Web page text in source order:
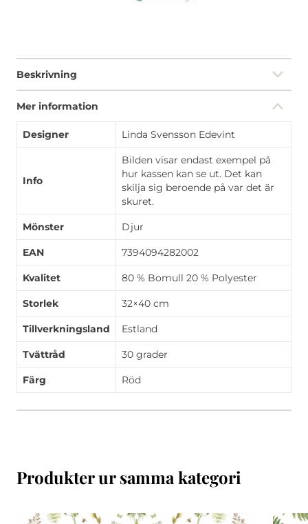
Beskrivning
Mer information
Designer Linda Svensson Edevint
Info
Bilden visar endast exempel på
hur kassen kan se ut. Det kan
skilja sig beroende på var det är
skuret.
Mönster Djur
EAN 7394094282002
Kvalitet 80 % Bomull 20 % Polyester
Storlek 32×40 cm
Tillverkningsland Estland
Tvättråd 30 grader
Färg Röd
Produkter ur samma kategori